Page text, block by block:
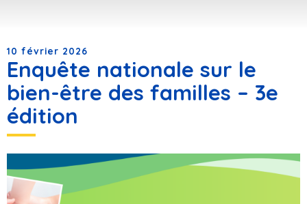
10 février 2026
Enquête nationale sur le
bien-être des familles – 3e
édition